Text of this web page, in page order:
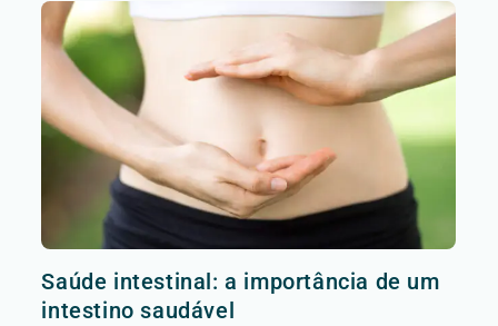
Saúde intestinal: a importância de um
intestino saudável